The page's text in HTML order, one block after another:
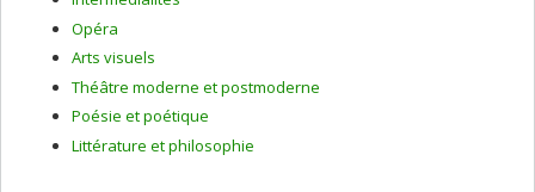
Opéra
Arts visuels
Théâtre moderne et postmoderne
Poésie et poétique
Littérature et philosophie